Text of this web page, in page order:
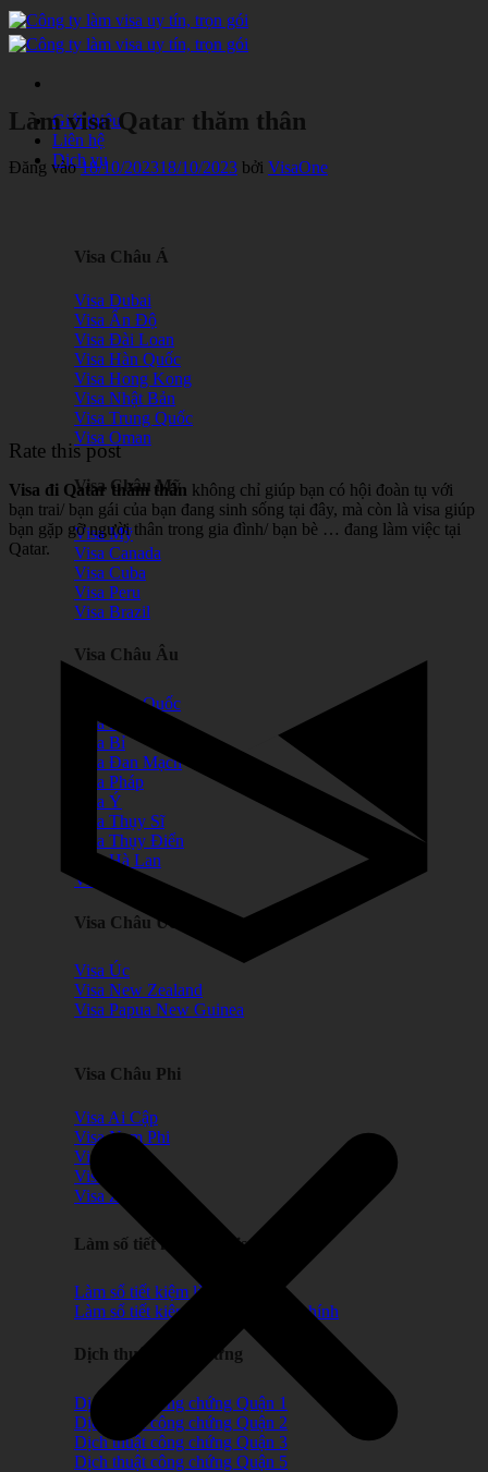
Bỏ
qua
nội
Giới thiệu
Liên hệ
Dịch vụ
Visa Châu Á
Visa Dubai
Visa Ấn Độ
Visa Đài Loan
Visa Hàn Quốc
Visa Hong Kong
Visa Nhật Bản
Visa Trung Quốc
Visa Oman
Visa Châu Mỹ
Visa Mỹ
Visa Canada
Visa Cuba
Visa Peru
Visa Brazil
Visa Châu Âu
Visa Anh Quốc
Visa Ba Lan
Visa Bỉ
Visa Đan Mạch
Visa Pháp
Visa Ý
Visa Thụy Sĩ
Visa Thụy Điển
Visa Hà Lan
Visa Malta
Visa Châu Úc
Visa Úc
Visa New Zealand
Visa Papua New Guinea
Visa Châu Phi
Visa Ai Cập
Visa Nam Phi
Visa Maroc
Visa Benin
Visa Zimbabwe
Làm số tiết kiệm xin visa
Làm sổ tiết kiệm lùi ngày
Làm sổ tiết kiệm chứng minh tài chính
Dịch thuật công chứng
Dịch thuật công chứng Quận 1
Dịch thuật công chứng Quận 2
Dịch thuật công chứng Quận 3
Dịch thuật công chứng Quận 5
Làm visa Qatar thăm thân
Đăng vào18/10/202318/10/2023 bởi VisaOne
Rate this post
Visa đi Qatar thăm thân không chỉ giúp bạn có hội đoàn tụ với
bạn trai/ bạn gái của bạn đang sinh sống tại đây, mà còn là visa giúp
bạn gặp gỡ người thân trong gia đình/ bạn bè … đang làm việc tại
Qatar.